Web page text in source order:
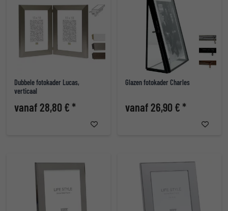
Dubbele fotokader Lucas,
verticaal
vanaf 28,80 € *
Glazen fotokader Charles
vanaf 26,90 € *